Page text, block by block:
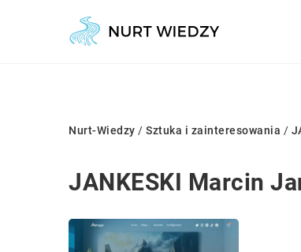
Nurt-Wiedzy / Sztuka i zainteresowania /
JANKESKI Marcin